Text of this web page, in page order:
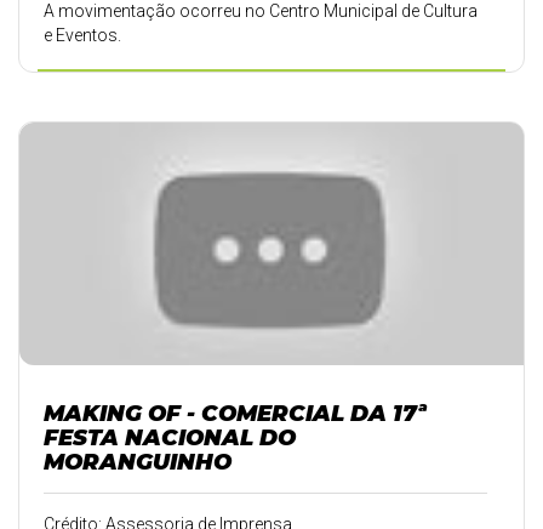
A movimentação ocorreu no Centro Municipal de Cultura
e Eventos.
MAKING OF - COMERCIAL DA 17ª
FESTA NACIONAL DO
MORANGUINHO
Crédito: Assessoria de Imprensa